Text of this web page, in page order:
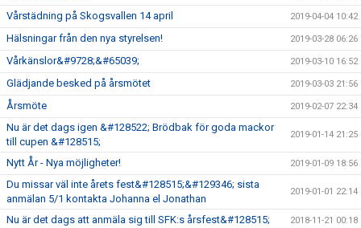
Vårstädning på Skogsvallen 14 april 2019-04-04 10:42
Hälsningar från den nya styrelsen! 2019-03-28 06:26
Vårkänslor&#9728;&#65039; 2019-03-10 16:52
Glädjande besked på årsmötet 2019-03-03 21:56
Årsmöte 2019-02-07 22:34
Nu är det dags igen &#128522; Brödbak för goda mackor
till cupen &#128515;
2019-01-14 21:25
Nytt År - Nya möjligheter! 2019-01-09 18:56
Du missar väl inte årets fest&#128515;&#129346; sista
anmälan 5/1 kontakta Johanna el Jonathan
2019-01-01 22:14
Nu är det dags att anmäla sig till SFK:s årsfest&#128515; 2018-11-21 00:18